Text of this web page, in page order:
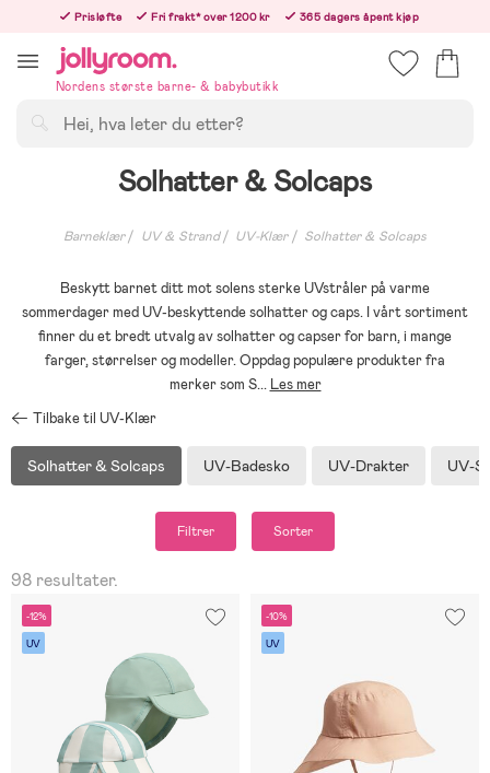
innehållet
Prisløfte Fri frakt* over 1200 kr
365 dagers åpent kjøp
Nordens største barne- & babybutikk
Solhatter & Solcaps
Barneklær UV & Strand UV-Klær Solhatter & Solcaps
Beskytt barnet ditt mot solens sterke UVstråler på varme
sommerdager med UV-beskyttende solhatter og caps. I vårt sortiment
finner du et bredt utvalg av solhatter og capser for barn, i mange
farger, størrelser og modeller. Oppdag populære produkter fra
merker som S... Les mer
Tilbake til UV-Klær
Solhatter & Solcaps UV-Badesko UV-Drakter UV-
Filtrer Sorter
98 resultater.
-12%
UV
-10%
UV